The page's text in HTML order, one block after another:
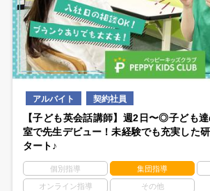
アルバイト 契約社員
【子ども英会話講師】週2日〜◎子ども
室で先生デビュー！未経験でも充実した
タート♪
個別指導 集団指導
オンライン指導 その他